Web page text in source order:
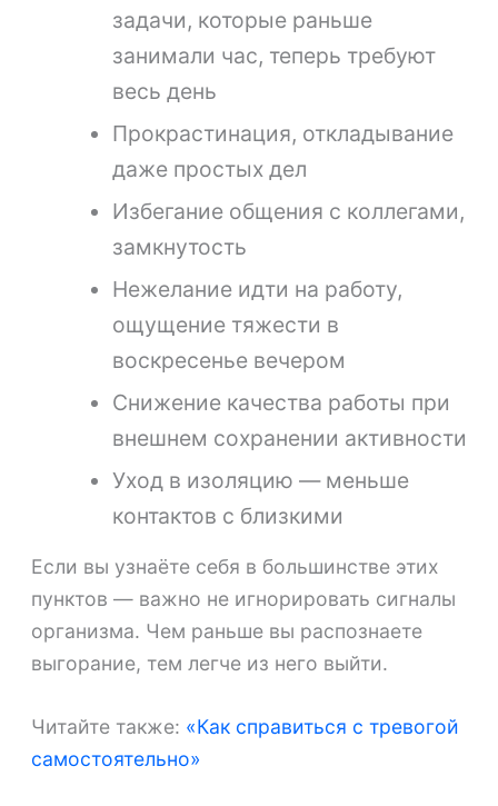
задачи, которые раньше
занимали час, теперь требуют
весь день
Прокрастинация, откладывание
даже простых дел
Избегание общения с коллегами,
замкнутость
Нежелание идти на работу,
ощущение тяжести в
воскресенье вечером
Снижение качества работы при
внешнем сохранении активности
Уход в изоляцию — меньше
контактов с близкими
Если вы узнаёте себя в большинстве этих
пунктов — важно не игнорировать сигналы
организма. Чем раньше вы распознаете
выгорание, тем легче из него выйти.
Читайте также: «Как справиться с тревогой
самостоятельно»